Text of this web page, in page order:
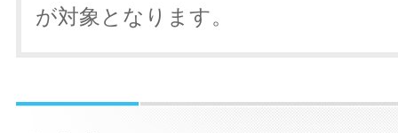
が対象となります。